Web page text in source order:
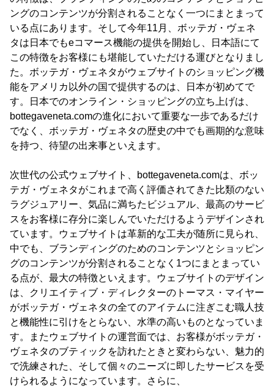
ングのコンテンツが分割されることなく一つにまとまって
いる点にあります。そして今年11月、ボッテガ・ヴェネ
タは日本でもeコマース機能の提供を開始し、日本語にて
この特徴をお客様にも堪能していただける運びとなりまし
た。ボッテガ・ヴェネタがウェブサイトのショッピング機
能をアメリカ以外の国で提供するのは、日本が初めてで
す。日本でのオンライン・ショッピングの立ち上げは、
bottegaveneta.comの進化において重要な一歩であるだけ
でなく、ボッテガ・ヴェネタの歴史の中でも画期的な意味
を持つ、待望の出来事といえます。
次世代の公式ウェブサイト、bottegaveneta.comは、ボッ
テガ・ヴェネタがこれまで高く評価されてきた比類のない
ラグジュアリー、気品に満ちたビジュアル、最高のサービ
スをお客様に存分に楽しんでいただけるようデザインされ
ています。ウェブサイトは革新的な工夫が随所に見られ、
中でも、ブランディングのためのコンテンツとショッピン
グのコンテンツが分割されることなく1つにまとまってい
る点が、最大の特徴といえます。ウェブサイトのデザイン
は、クリエイティブ・ディレクターのトーマス・マイヤー
がボッテガ・ヴェネタの全てのアイテムに注ぎこむ職人技
と機能性に引けをとらない、水準の高いものとなっていま
す。またウェブサイトの運営面では、お客様がボッテガ・
ヴェネタのブティックを訪れたときと変わらない、魅力的
で洗練された、そして個々のニーズに即したサービスを受
けられるようになっています。さらに、